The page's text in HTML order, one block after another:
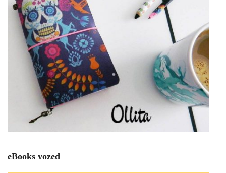
eBooks vozed